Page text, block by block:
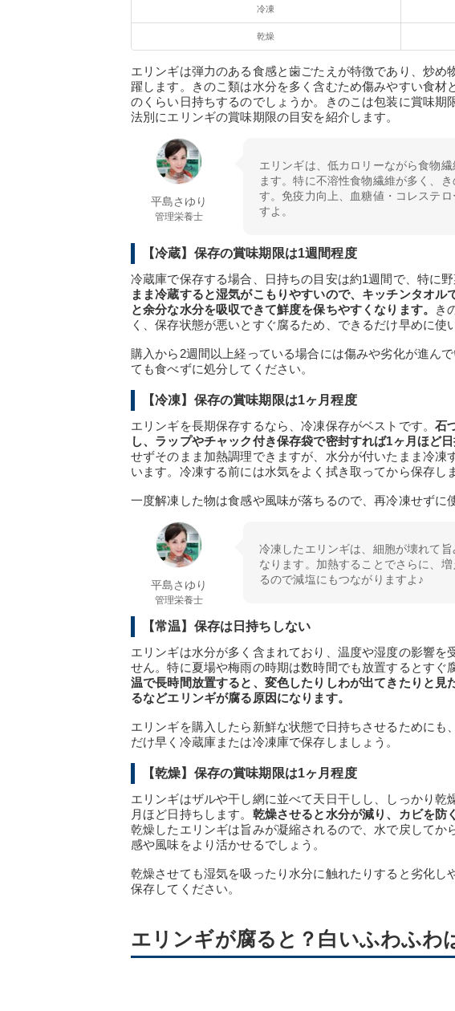
冷凍
乾燥
エリンギは弾力のある食感と歯ごたえが特徴であり、炒め
躍します。きのこ類は水分を多く含むため傷みやすい食材
のくらい日持ちするのでしょうか。きのこは包装に賞味期
法別にエリンギの賞味期限の目安を紹介します。
平島さゆり
管理栄養士
エリンギは、低カロリーながら食物
ます。特に不溶性食物繊維が多く、
す。免疫力向上、血糖値・コレステ
すよ。
【冷蔵】保存の賞味期限は1週間程度
冷蔵庫で保存する場合、日持ちの目安は約1週間で、特に
まま冷蔵すると湿気がこもりやすいので、キッチンタオル
と余分な水分を吸収できて鮮度を保ちやすくなります。
き
く、保存状態が悪いとすぐ腐るため、できるだけ早めに使
購入から2週間以上経っている場合には傷みや劣化が進ん
ても食べずに処分してください。
【冷凍】保存の賞味期限は1ヶ月程度
エリンギを長期保存するなら、冷凍保存がベストです。 石
し、ラップやチャック付き保存袋で密封すれば1ヶ月ほど
せずそのまま加熱調理できますが、水分が付いたまま冷凍
います。冷凍する前には水気をよく拭き取ってから保存し
一度解凍した物は食感や風味が落ちるので、再冷凍せずに
平島さゆり
管理栄養士
冷凍したエリンギは、細胞が壊れて
なります。加熱することでさらに、
るので減塩にもつながりますよ♪
【常温】保存は日持ちしない
エリンギは水分が多く含まれており、温度や湿度の影響を
せん。特に夏場や梅雨の時期は数時間でも放置するとすぐ
温で長時間放置すると、変色したりしわが出てきたりと見
るなどエリンギが腐る原因になります。
エリンギを購入したら新鮮な状態で日持ちさせるためにも
だけ早く冷蔵庫または冷凍庫で保存しましょう。
【乾燥】保存の賞味期限は1ヶ月程度
エリンギはザルや干し網に並べて天日干しし、しっかり乾
月ほど日持ちします。 乾燥させると水分が減り、カビを防
乾燥したエリンギは旨みが凝縮されるので、水で戻してか
感や風味をより活かせるでしょう。
乾燥させても湿気を吸ったり水分に触れたりすると劣化し
保存してください。
エリンギが腐ると？白いふわふわ